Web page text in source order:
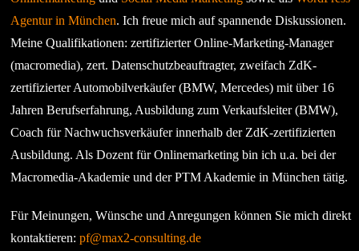
Agentur in München. Ich freue mich auf spannende Diskussionen.
Meine Qualifikationen: zertifizierter Online-Marketing-Manager
(macromedia), zert. Datenschutzbeauftragter, zweifach ZdK-
zertifizierter Automobilverkäufer (BMW, Mercedes) mit über 16
Jahren Berufserfahrung, Ausbildung zum Verkaufsleiter (BMW),
Coach für Nachwuchsverkäufer innerhalb der ZdK-zertifizierten
Ausbildung. Als Dozent für Onlinemarketing bin ich u.a. bei der
Macromedia-Akademie und der PTM Akademie in München tätig.
Für Meinungen, Wünsche und Anregungen können Sie mich direkt
kontaktieren:pf@max2-consulting.de